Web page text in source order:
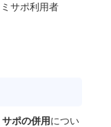
サポ利用者
ポの併用につい